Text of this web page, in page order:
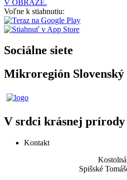
V OBRAZE.
Voľne k stiahnutiu:
Sociálne siete
Mikroregión
V srdci krásnej prírody
Kontakt
Spišské